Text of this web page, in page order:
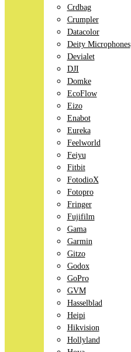
Crdbag
Crumpler
Datacolor
Deity Microphones
Devialet
DJI
Domke
EcoFlow
Eizo
Enabot
Eureka
Feelworld
Feiyu
Fitbit
FotodioX
Fotopro
Fringer
Fujifilm
Gama
Garmin
Gitzo
Godox
GoPro
GVM
Hasselblad
Heipi
Hikvision
Hollyland